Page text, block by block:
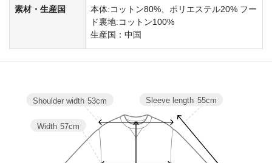
素材・生産国
本体:コットン80%、ポリエステル20% フー
ド裏地:コットン100%
生産国：中国
Sleeve length 55cm
Width 57cm
Shoulder width 53cm